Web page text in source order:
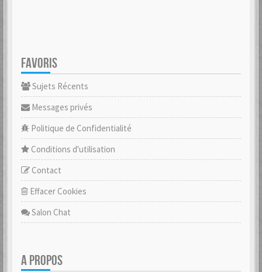
FAVORIS
Sujets Récents
Messages privés
Politique de Confidentialité
Conditions d'utilisation
Contact
Effacer Cookies
Salon Chat
A PROPOS